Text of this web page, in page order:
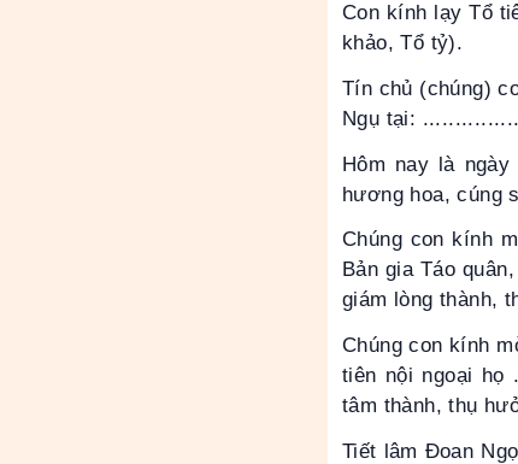
Con kính lạy Tổ
khảo, Tổ tỷ).
Tín chủ (chúng)
Ngụ tại:
Hôm nay là
hương hoa, cúng
Chúng con kính
Bản gia Táo
giám lòng thành,
Chúng con kính
tiên nội ngoại họ
tâm thành, thụ
Tiết lâm Đoan